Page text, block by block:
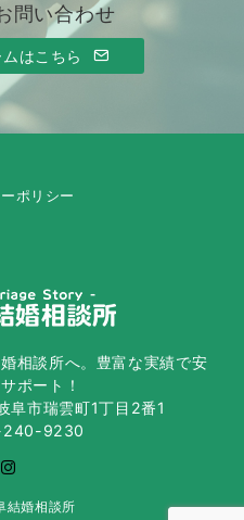
問い合わせ
はこちら
ポリシー
相談所へ。豊富な実績で安
ポート！
市瑞雲町1丁目2番1
240-9230
結婚相談所